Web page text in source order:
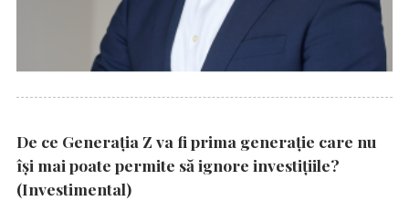
De ce Generația Z va fi prima generație care nu
își mai poate permite să ignore investițiile?
(Investimental)